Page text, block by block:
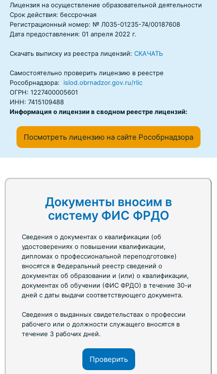
Лицензия на осуществление образовательной деятельности
Срок действия: бессрочная
Регистрационный номер: № Л035-01235-74/00187608
Дата предоставления: 01 апреля 2022 г.
Скачать выписку из реестра лицензий: СКАЧАТЬ
Самостоятельно проверить лицензию в реестре
Рособрнадзора: islod.obrnadzor.gov.ru/rlic
ОГРН: 1227400005601
ИНН: 7415109488
Информация о лицензии в сводном реестре лицензий:
Посмотреть лицензию на сайте Рособрнадзора
Документы вносим в
систему ФИС ФРДО
Сведения о документах о квалификации (об
удостоверениях о повышении квалификации,
дипломах о профессиональной переподготовке)
вносятся в Федеральный реестр сведений о
документах об образовании и (или) о квалификации,
документах об обучении (ФИС ФРДО) в течение 30-и
дней с даты выдачи соответствующего документа.
Сведения о выданных свидетельствах о профессии
рабочего или о должности служащего вносятся в
течение 3 рабочих дней.
Проверить